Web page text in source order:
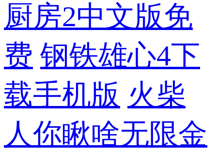
厨房2中文版免
费 钢铁雄心4下
载手机版 火柴
人你瞅啥无限金